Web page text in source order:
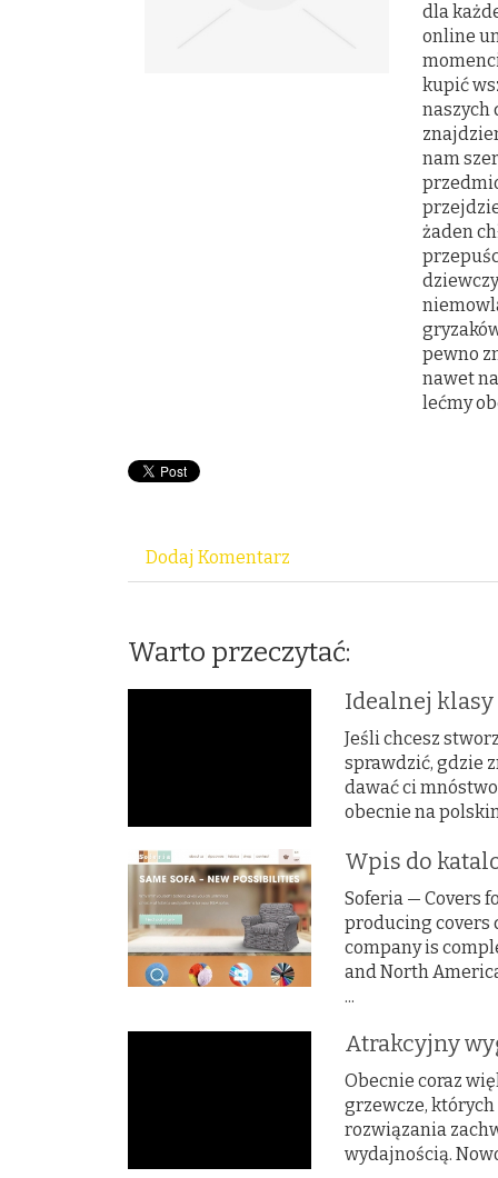
dla
online
kupić
naszych
nam
żaden
pewno
nawet
lećmy
Dodaj Komentarz
Warto przeczytać:
Idealnej
Jeśli chcesz
sprawdzić, gdzie
dawać ci
obecnie na
Wpis do
Soferia — Covers
producing covers
company is
and North
...
Atrakcyjny
Obecnie coraz
grzewcze,
rozwiązania
wydajnością.